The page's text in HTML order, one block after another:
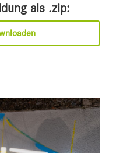
als .zip: